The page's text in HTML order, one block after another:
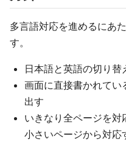
多言語対応を進めるにあ
す。
日本語と英語の切り替
画面に直接書かれてい
出す
いきなり全ページを
小さいページから対応